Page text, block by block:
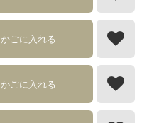
ごに入れる
ごに入れる